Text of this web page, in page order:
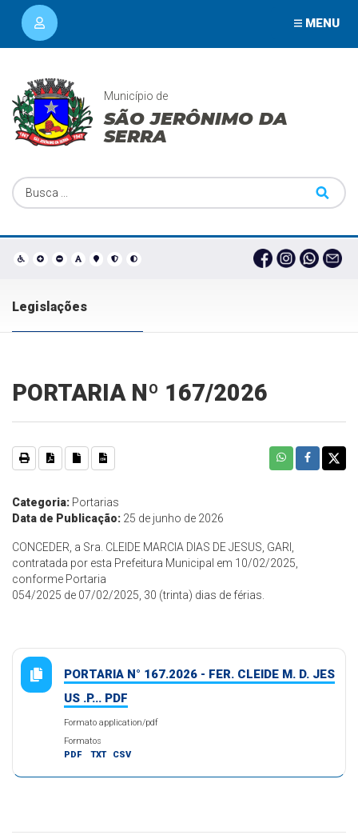
MENU
Município de
SÃO JERÔNIMO DA
SERRA
Legislações
PORTARIA Nº 167/2026
Categoria: Portarias
Data de Publicação: 25 de junho de 2026
CONCEDER, a Sra. CLEIDE MARCIA DIAS DE JESUS, GARI,
contratada por esta Prefeitura Municipal em 10/02/2025,
conforme Portaria
054/2025 de 07/02/2025, 30 (trinta) dias de férias.
PORTARIA N° 167.2026 - FER. CLEIDE M. D. JES
US .P... PDF
Formato application/pdf
Formatos
PDF
TXT CSV